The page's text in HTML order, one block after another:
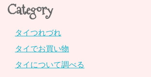
Category
タイつれづれ
タイでお買い物
タイについて調べる